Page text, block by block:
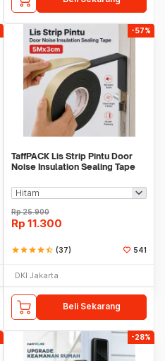
-57%
TaffPACK Lis Strip Pintu Door
Noise Insulation Sealing Tape
Rp25.900
Rp 11.300
starstarstarstarstar_half (37) 541
DKI Jakarta
Beli Sekarang
-28%